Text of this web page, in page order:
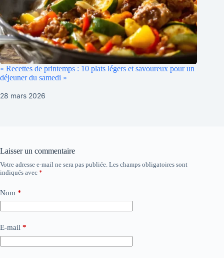
« Recettes de printemps : 10 plats légers et savoureux pour un
déjeuner du samedi »
28 mars 2026
Laisser un commentaire
Votre adresse e-mail ne sera pas publiée. Les champs obligatoires sont
indiqués avec *
Nom *
E-mail *